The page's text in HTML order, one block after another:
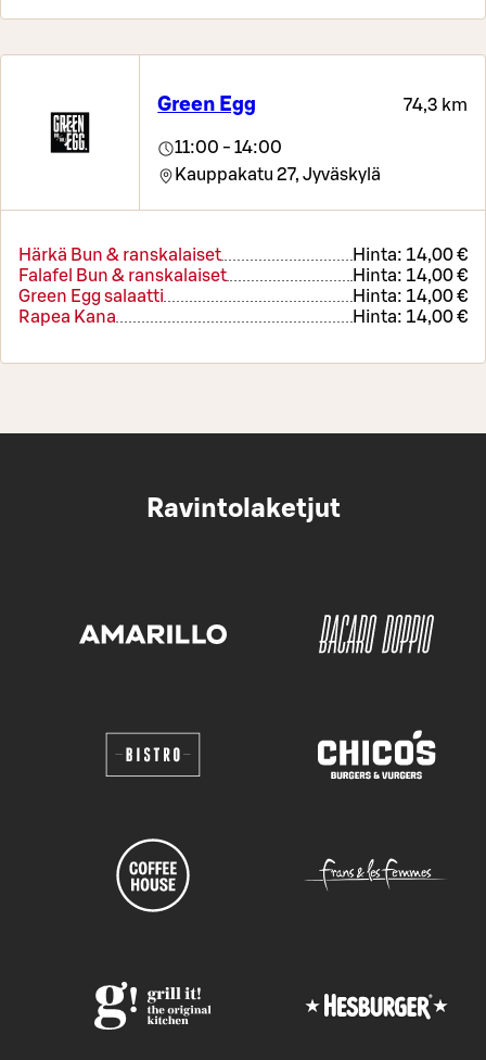
Green Egg 74,3 km
11:00 - 14:00
Kauppakatu 27, Jyväskylä
Härkä Bun & ranskalaiset Hinta: 14,00 €
Falafel Bun & ranskalaiset
Hinta: 14,00 €
Green Egg salaatti
Hinta: 14,00 €
Rapea Kana
Hinta: 14,00 €
Ravintolaketjut